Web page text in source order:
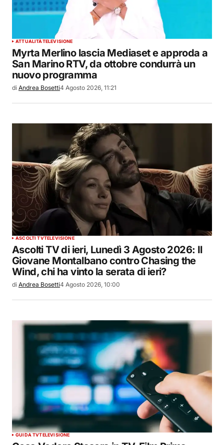
ATTUALITÀTELEVISIONE
Myrta Merlino lascia Mediaset e approda a
San Marino RTV, da ottobre condurrà un
nuovo programma
di Andrea Bosetti4 Agosto 2026, 11:21
ASCOLTI TVTELEVISIONE
Ascolti TV di ieri, Lunedì 3 Agosto 2026: Il
Giovane Montalbano contro Chasing the
Wind, chi ha vinto la serata di ieri?
di Andrea Bosetti4 Agosto 2026, 10:00
GUIDA TVTELEVISIONE